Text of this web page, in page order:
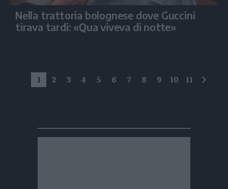
Nella trattoria bolognese dove Guccini
tirava tardi: «Qua viveva di notte»
1 2 3 4 5 6 7 8 9 10 11